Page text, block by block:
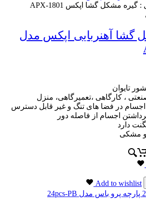
: گیره مشکل گشا اپکس APX-1801
گشا آهنربایی اپکس مدل
تایوان
، کارگاهی ،تعمیرگاهی، منزل
اجسام در فضا های تنگ و غیر قابل دسترس
اجسام از فاصله دور
دارد
و مشکی
Add to wishlist